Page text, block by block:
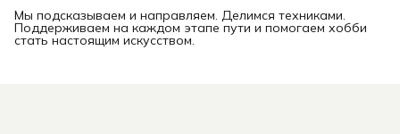
Мы подсказываем и направляем. Делимся техниками.
Поддерживаем на каждом этапе пути и помогаем хобби
стать настоящим искусством.